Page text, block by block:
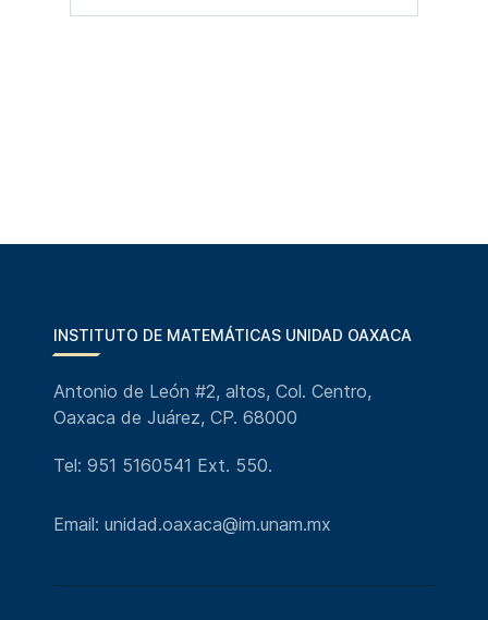
INSTITUTO DE MATEMÁTICAS UNIDAD OAXACA
Antonio de León #2, altos, Col. Centro,
Oaxaca de Juárez, CP. 68000
Tel: 951 5160541 Ext. 550.
Email: unidad.oaxaca@im.unam.mx